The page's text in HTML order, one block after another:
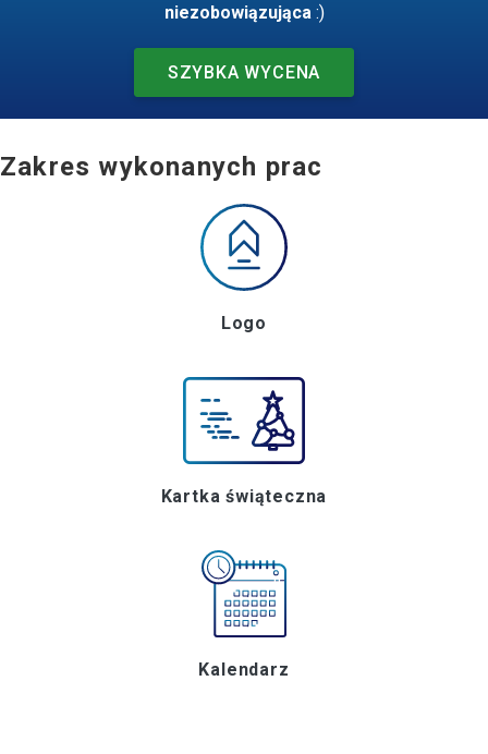
niezobowiązująca:)
SZYBKA WYCENA
Zakres wykonanych prac
Logo
Kartka świąteczna
Kalendarz